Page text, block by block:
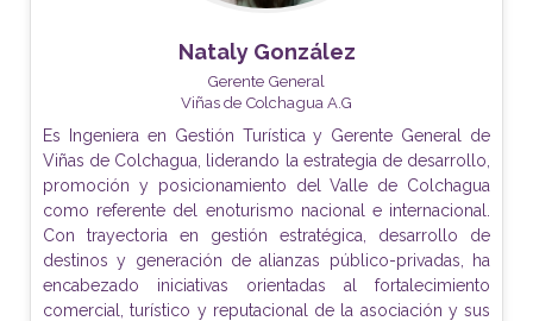
Nataly González
Gerente General
Viñas de Colchagua A.G
Es Ingeniera en Gestión Turística y Gerente General de
Viñas de Colchagua, liderando la estrategia de desarrollo,
promoción y posicionamiento del Valle de Colchagua
como referente del enoturismo nacional e internacional.
Con trayectoria en gestión estratégica, desarrollo de
destinos y generación de alianzas público-privadas, ha
encabezado iniciativas orientadas al fortalecimiento
comercial, turístico y reputacional de la asociación y sus